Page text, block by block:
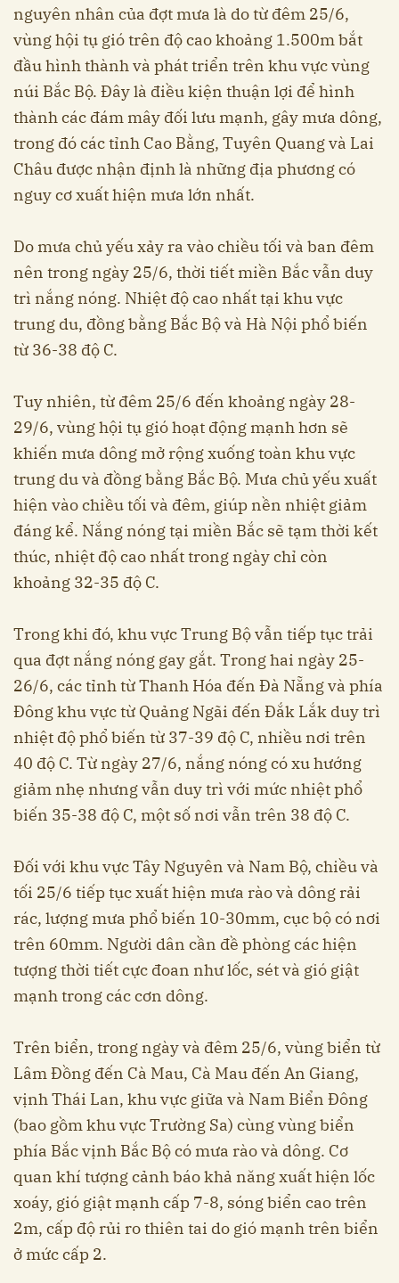
nguyên nhân của đợt mưa là do từ đêm 25/6,
vùng hội tụ gió trên độ cao khoảng 1.500m bắt
đầu hình thành và phát triển trên khu vực vùng
núi Bắc Bộ. Đây là điều kiện thuận lợi để hình
thành các đám mây đối lưu mạnh, gây mưa dông,
trong đó các tỉnh Cao Bằng, Tuyên Quang và Lai
Châu được nhận định là những địa phương có
nguy cơ xuất hiện mưa lớn nhất.
Do mưa chủ yếu xảy ra vào chiều tối và ban đêm
nên trong ngày 25/6, thời tiết miền Bắc vẫn duy
trì nắng nóng. Nhiệt độ cao nhất tại khu vực
trung du, đồng bằng Bắc Bộ và Hà Nội phổ biến
từ 36-38 độ C.
Tuy nhiên, từ đêm 25/6 đến khoảng ngày 28-
29/6, vùng hội tụ gió hoạt động mạnh hơn sẽ
khiến mưa dông mở rộng xuống toàn khu vực
trung du và đồng bằng Bắc Bộ. Mưa chủ yếu xuất
hiện vào chiều tối và đêm, giúp nền nhiệt giảm
đáng kể. Nắng nóng tại miền Bắc sẽ tạm thời kết
thúc, nhiệt độ cao nhất trong ngày chỉ còn
khoảng 32-35 độ C.
Trong khi đó, khu vực Trung Bộ vẫn tiếp tục trải
qua đợt nắng nóng gay gắt. Trong hai ngày 25-
26/6, các tỉnh từ Thanh Hóa đến Đà Nẵng và phía
Đông khu vực từ Quảng Ngãi đến Đắk Lắk duy trì
nhiệt độ phổ biến từ 37-39 độ C, nhiều nơi trên
40 độ C. Từ ngày 27/6, nắng nóng có xu hướng
giảm nhẹ nhưng vẫn duy trì với mức nhiệt phổ
biến 35-38 độ C, một số nơi vẫn trên 38 độ C.
Đối với khu vực Tây Nguyên và Nam Bộ, chiều và
tối 25/6 tiếp tục xuất hiện mưa rào và dông rải
rác, lượng mưa phổ biến 10-30mm, cục bộ có nơi
trên 60mm. Người dân cần đề phòng các hiện
tượng thời tiết cực đoan như lốc, sét và gió giật
mạnh trong các cơn dông.
Trên biển, trong ngày và đêm 25/6, vùng biển từ
Lâm Đồng đến Cà Mau, Cà Mau đến An Giang,
vịnh Thái Lan, khu vực giữa và Nam Biển Đông
(bao gồm khu vực Trường Sa) cùng vùng biển
phía Bắc vịnh Bắc Bộ có mưa rào và dông. Cơ
quan khí tượng cảnh báo khả năng xuất hiện lốc
xoáy, gió giật mạnh cấp 7-8, sóng biển cao trên
2m, cấp độ rủi ro thiên tai do gió mạnh trên biển
ở mức cấp 2.